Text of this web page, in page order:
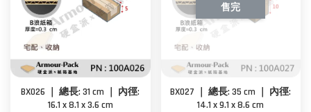
BX026 ｜ 總長: 31 cm ｜ 內徑:
16.1 x 8.1 x 3.6 cm
售完
BX027 ｜ 總長: 35 cm ｜ 內徑:
14.1 x 9.1 x 8.6 cm